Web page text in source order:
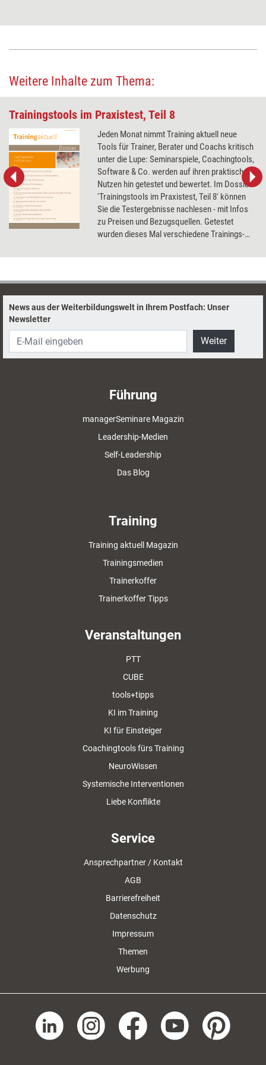
Weitere Inhalte zum Thema:
Trainingstools im Praxistest, Teil 8
Jeden Monat nimmt Training aktuell neue
Tools für Trainer, Berater und Coachs kritisch
unter die Lupe: Seminarspiele, Coachingtools,
Software & Co. werden auf ihren praktischen
Nutzen hin getestet und bewertet. Im Dossier
'Trainingstools im Praxistest, Teil 8' können
Sie die Testergebnisse nachlesen - mit Infos
zu Preisen und Bezugsquellen. Getestet
wurden dieses Mal verschiedene Trainings-
News aus der Weiterbildungswelt in Ihrem Postfach: Unser
Newsletter
Weiter
Führung
managerSeminare Magazin
Leadership-Medien
Self-Leadership
Das Blog
Training
Training aktuell Magazin
Trainingsmedien
Trainerkoffer
Trainerkoffer Tipps
Veranstaltungen
PTT
CUBE
tools+tipps
KI im Training
KI für Einsteiger
Coachingtools fürs Training
NeuroWissen
Systemische Interventionen
Liebe Konflikte
Service
Ansprechpartner / Kontakt
AGB
Barrierefreiheit
Datenschutz
Impressum
Themen
Werbung